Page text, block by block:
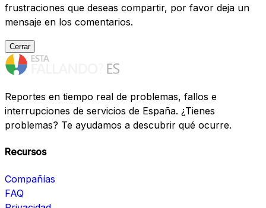
frustraciones que deseas compartir, por favor deja un
mensaje en los comentarios.
Cerrar
Reportes en tiempo real de problemas, fallos e
interrupciones de servicios de España. ¿Tienes
problemas? Te ayudamos a descubrir qué ocurre.
Recursos
Compañías
FAQ